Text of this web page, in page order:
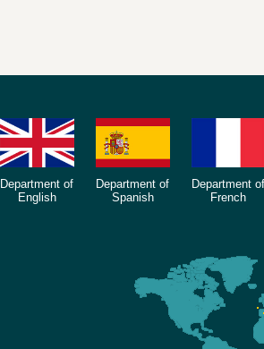
Department of
English
Department of
Spanish
Department
French